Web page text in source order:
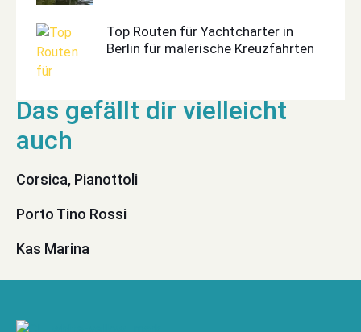
Top Routen für Yachtcharter in
Berlin für malerische Kreuzfahrten
Corsica, Pianottoli
Porto Tino Rossi
Kas Marina